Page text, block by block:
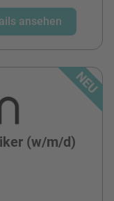
ansehen
(w/m/d)